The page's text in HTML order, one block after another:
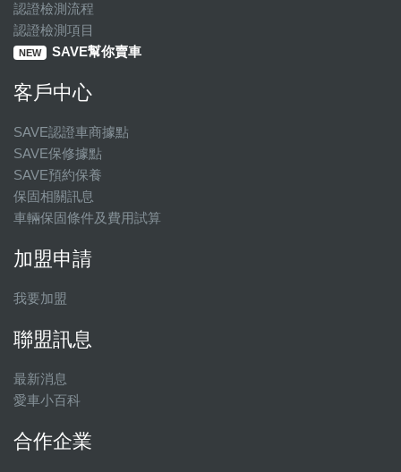
認證檢測流程
認證檢測項目
NEW SAVE幫你賣車
客戶中心
SAVE認證車商據點
SAVE保修據點
SAVE預約保養
保固相關訊息
車輛保固條件及費用試算
加盟申請
我要加盟
聯盟訊息
最新消息
愛車小百科
合作企業